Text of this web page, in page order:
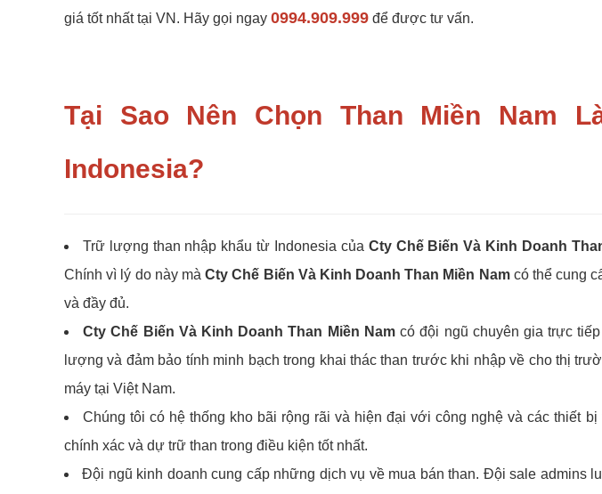
giá tốt nhất tại VN. Hãy gọi ngay 0994.909.999 để được tư vấn.
Tại Sao Nên Chọn Than Miền Nam
Indonesia?
Trữ lượng than nhập khẩu từ Indonesia của Cty Chế Biến Và Kinh Doanh
Chính vì lý do này màCty Chế Biến Và Kinh Doanh Than Miền Namcó thể cung
và đầy đủ.
Cty Chế Biến Và Kinh Doanh Than Miền Namcó đội ngũ chuyên gia trực
lượng và đảm bảo tính minh bạch trong khai thác than trước khi nhập về cho thị
máy tại Việt Nam.
Chúng tôi có hệ thống kho bãi rộng rãi và hiện đại với công nghệ và các thiết
chính xác và dự trữ than trong điều kiện tốt nhất.
Đội ngũ kinh doanh cung cấp những dịch vụ về mua bán than. Đội sale admins